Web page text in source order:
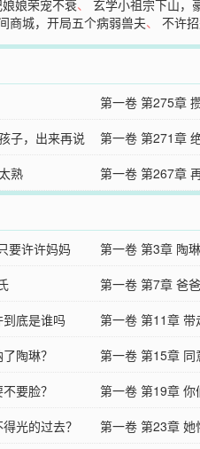
娘荣宠不衰、玄学小祖宗下山，
商城，开局五个病弱兽夫、不许
第一卷 第275章
子，出来再说 第一卷 第271章
熟 第一卷 第267章
要许许妈妈 第一卷 第3章 陶
第一卷 第7章 爸
底是谁吗 第一卷 第11章 带
陶琳？ 第一卷 第15章 同
要脸？ 第一卷 第19章 你
光的过去？ 第一卷 第23章 她